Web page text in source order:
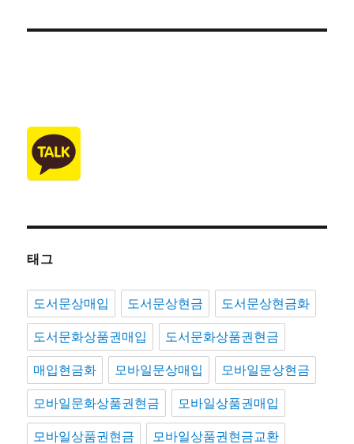
태그
도서문상매입 도서문상현금 도서문상현금화
도서문화상품권매입 도서문화상품권현금
매입현금화 모바일문상매입 모바일문상현금
모바일문화상품권현금 모바일상품권매입
모바일상품권현금 모바일상품권현금교환